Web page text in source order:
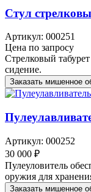
Стул
Артикул: 000251
Цена по запросу
Стрелковый
сидение.
Заказать мишенное
Артикул: 000252
30 000 ₽
Пулеуловитель
оружия для
Заказать мишенное